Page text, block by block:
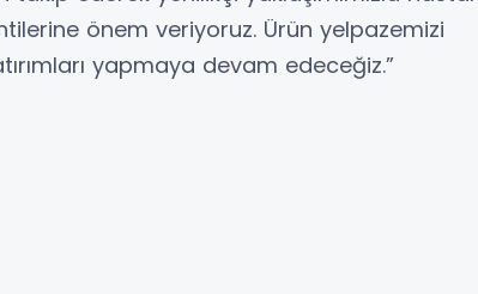
önem veriyoruz. Ürün yelpazemizi
yapmaya devam edeceğiz.”